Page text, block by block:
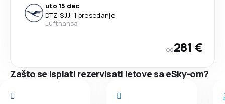
uto 15 dec
DTZ-SJJ· 1 presedanje
Lufthansa
od281 €
Zašto se isplati rezervisati letove sa eSky-om?